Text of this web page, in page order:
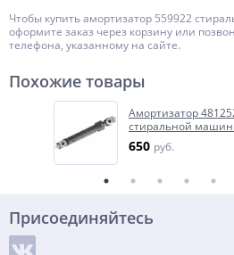
Чтобы купить амортизатор 559922
оформите заказ через корзину или
телефона, указанному на сайте.
Похожие товары
Амортизатор
стиральной
650 руб.
Присоединяйтесь